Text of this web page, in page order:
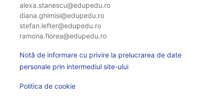
alexa.stanescu@edupedu.ro
diana.ghimisi@edupedu.ro
stefan.lefter@edupedu.ro
ramona.florea@edupedu.ro
Notă de informare cu privire la prelucrarea de date
personale prin intermediul site-ului
Politica de cookie